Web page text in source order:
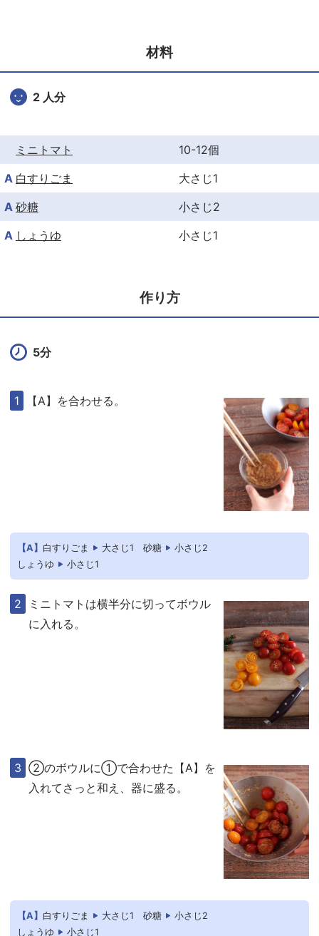
o
o
材料
2 人分
ミニトマト
10-12個
A 白すりごま
大さじ1
A 砂糖
小さじ2
A しょうゆ 小さじ1
作り方
5分
【A】を合わせる。
【A】 白すりごま 大さじ1 砂糖
小さじ2
しょうゆ
小さじ1
ミニトマトは横半分に切ってボウル
に入れる。
②のボウルに①で合わせた【A】を
入れてさっと和え、器に盛る。
【A】 白すりごま 大さじ1 砂糖
小さじ2
しょうゆ
小さじ1